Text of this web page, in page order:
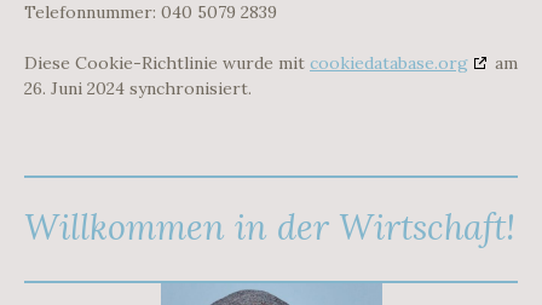
Telefonnummer: 040 5079 2839
Diese Cookie-Richtlinie wurde mit cookiedatabase.org
am
26. Juni 2024 synchronisiert.
Willkommen in der Wirtschaft!